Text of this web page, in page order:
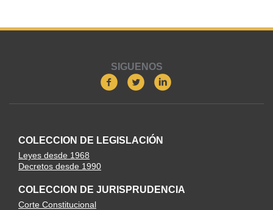
SIGUENOS
COLECCION DE LEGISLACIÓN
Leyes desde 1968
Decretos desde 1990
COLECCION DE JURISPRUDENCIA
Corte Constitucional